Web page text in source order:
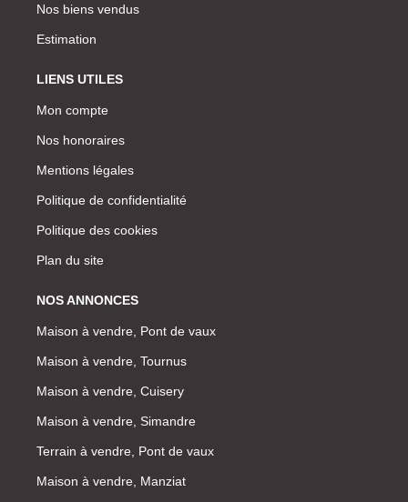
Nos biens vendus
Estimation
LIENS UTILES
Mon compte
Nos honoraires
Mentions légales
Politique de confidentialité
Politique des cookies
Plan du site
NOS ANNONCES
Maison à vendre, Pont de vaux
Maison à vendre, Tournus
Maison à vendre, Cuisery
Maison à vendre, Simandre
Terrain à vendre, Pont de vaux
Maison à vendre, Manziat